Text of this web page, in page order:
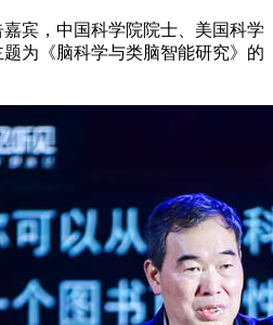
，中国科学院院士、美国科学
为《脑科学与类脑智能研究》的